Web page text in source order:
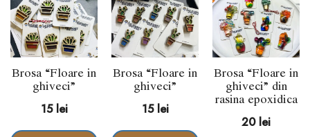
Brosa “Floare in
ghiveci”
15 lei
Brosa “Floare in
ghiveci”
15 lei
Brosa “Floare in
ghiveci” din
rasina epoxidica
20 lei